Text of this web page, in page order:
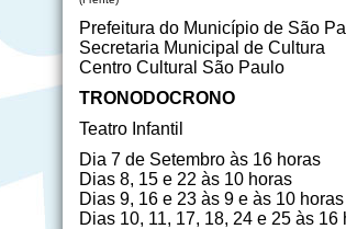
Prefeitura do Município de São
Secretaria Municipal de Cultura
Centro Cultural São Paulo
TRONODOCRONO
Teatro Infantil
Dia 7 de Setembro às 16 horas
Dias 8, 15 e 22 às 10 horas
Dias 9, 16 e 23 às 9 e às 10 horas
Dias 10, 11, 17, 18, 24 e 25 às 16